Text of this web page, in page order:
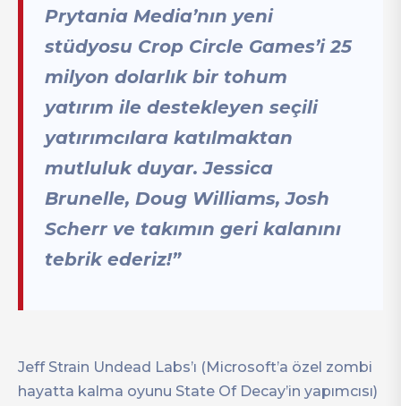
Prytania Media’nın yeni
stüdyosu Crop Circle Games’i 25
milyon dolarlık bir tohum
yatırım ile destekleyen seçili
yatırımcılara katılmaktan
mutluluk duyar. Jessica
Brunelle, Doug Williams, Josh
Scherr ve takımın geri kalanını
tebrik ederiz!”
Jeff Strain Undead Labs’ı (Microsoft’a özel zombi
hayatta kalma oyunu State Of Decay’in yapımcısı)